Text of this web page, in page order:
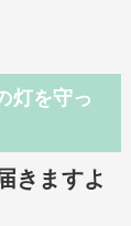
灯を守っ
きますよ